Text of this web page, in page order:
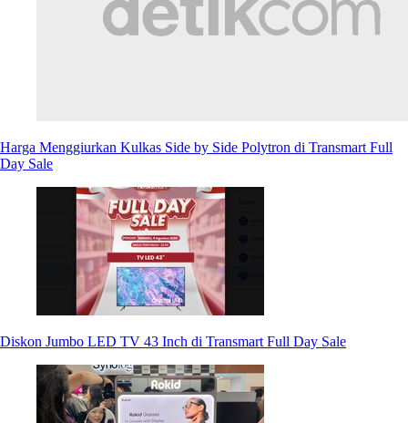
Harga Menggiurkan Kulkas Side by Side Polytron di Transmart Full
Day Sale
Diskon Jumbo LED TV 43 Inch di Transmart Full Day Sale